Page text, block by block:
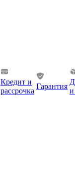
Кредит и
рассрочка
Гарантия
и